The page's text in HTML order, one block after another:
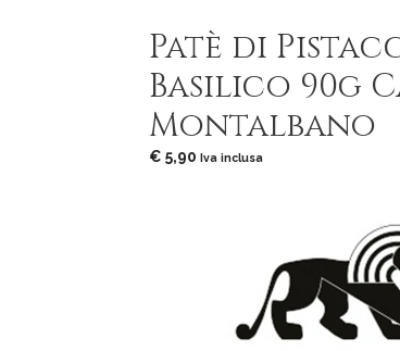
Patè di
Basilico 90g
Montalbano
€ 5,90 Iva inclusa